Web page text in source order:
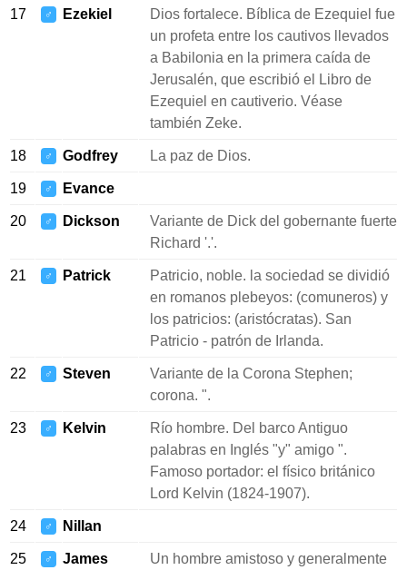
17 ♂ Ezekiel
Dios fortalece. Bíblica de Ezequiel fue
un profeta entre los cautivos llevados
a Babilonia en la primera caída de
Jerusalén, que escribió el Libro de
Ezequiel en cautiverio. Véase
también Zeke.
18 ♂ Godfrey La paz de Dios.
19 ♂ Evance
20 ♂ Dickson
Variante de Dick del gobernante fuerte
Richard '.'.
21 ♂ Patrick
Patricio, noble. la sociedad se dividió
en romanos plebeyos: (comuneros) y
los patricios: (aristócratas). San
Patricio - patrón de Irlanda.
22 ♂ Steven
Variante de la Corona Stephen;
corona. ".
23 ♂ Kelvin
Río hombre. Del barco Antiguo
palabras en Inglés "y" amigo ".
Famoso portador: el físico británico
Lord Kelvin (1824-1907).
24 ♂ Nillan
25 ♂ James
Un hombre amistoso y generalmente